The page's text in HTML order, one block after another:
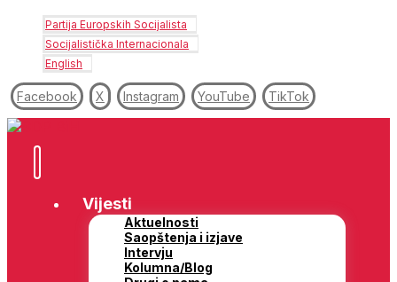
Partija Europskih Socijalista
Socijalistička Internacionala
English
Facebook X Instagram YouTube TikTok
Vijesti
Aktuelnosti
Saopštenja i izjave
Intervju
Kolumna/Blog